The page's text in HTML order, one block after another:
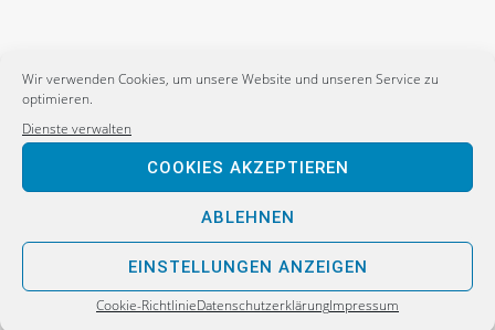
Wir verwenden Cookies, um unsere Website und unseren Service zu
optimieren.
Dienste verwalten
COOKIES AKZEPTIEREN
ABLEHNEN
EINSTELLUNGEN ANZEIGEN
Cookie-RichtlinieDatenschutzerklärungImpressum
Bürgerbüro
Postfach 30 06 17